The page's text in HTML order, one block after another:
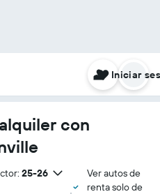
Iniciar
con
25-26
Ver autos de
renta solo de